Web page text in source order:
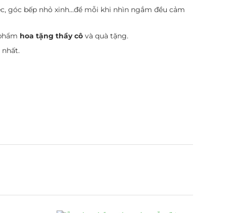
góc bếp nhỏ xinh…để mỗi khi nhìn ngắm đều cảm
hoa tặng thầy cô và quà tặng.
nhất.